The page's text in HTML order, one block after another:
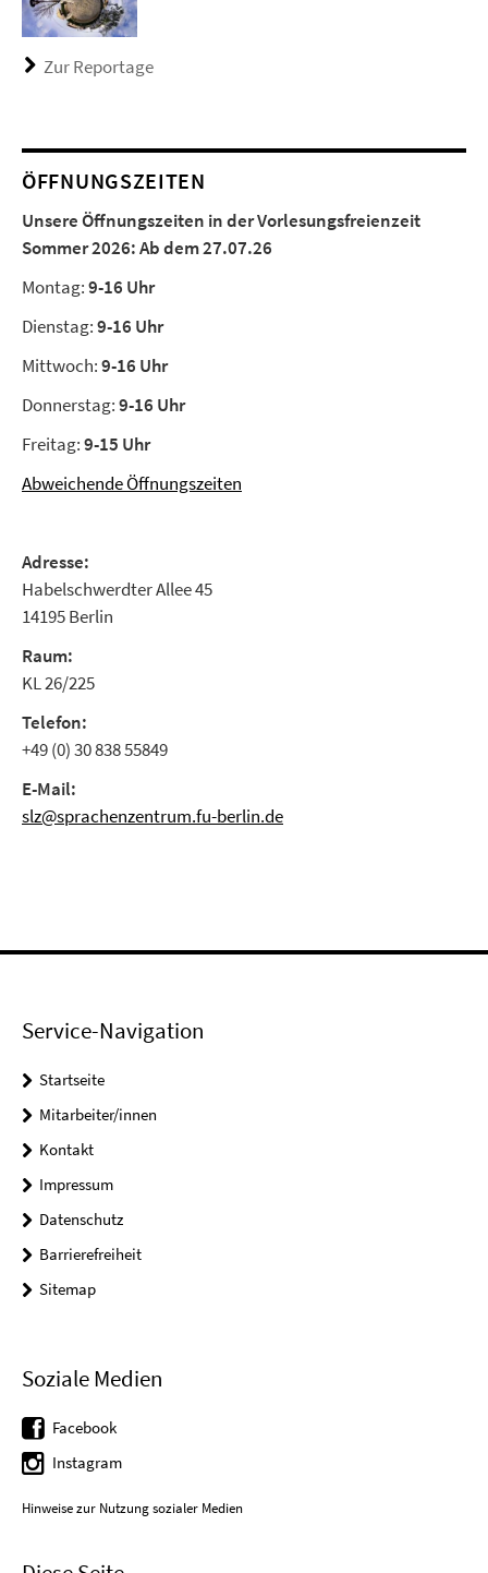
Zur Reportage
ÖFFNUNGSZEITEN
Unsere Öffnungszeiten in der Vorlesungsfreienzeit
Sommer 2026:Ab dem 27.07.26
Montag:9-16 Uhr
Dienstag:9-16 Uhr
Mittwoch:9-16 Uhr
Donnerstag:9-16 Uhr
Freitag:9-15 Uhr
Abweichende Öffnungszeiten
Adresse:
Habelschwerdter Allee 45
14195 Berlin
Raum:
KL 26/225
Telefon:
+49 (0) 30 838 55849
E-Mail:
slz@sprachenzentrum.fu-berlin.de
Service-Navigation
Startseite
Mitarbeiter/innen
Kontakt
Impressum
Datenschutz
Barrierefreiheit
Sitemap
Soziale Medien
Facebook
Instagram
Hinweise zur Nutzung sozialer Medien